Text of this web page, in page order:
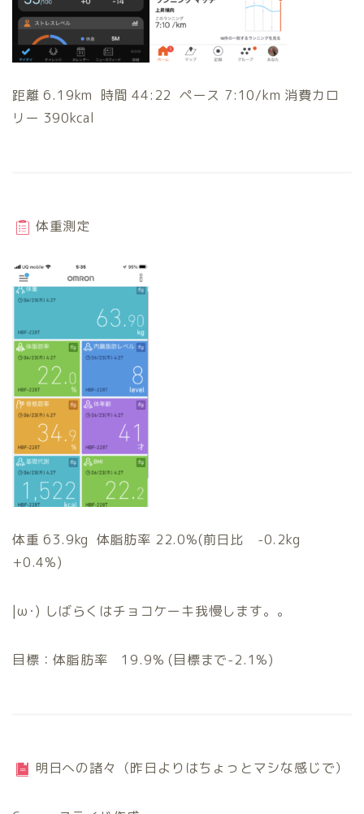
距離 6.19km 時間 44:22 ペース 7:10/km 消費カロ
リー 390kcal
体重測定
体重 63.9kg 体脂肪率 22.0%(前日比 -0.2kg
+0.4%)
|ω･) しばらくはチョコケーキ我慢します。。
目標：体脂肪率 19.9% (目標まで-2.1%)
明日への諸々（昨日よりはちょっとマシな感じで）